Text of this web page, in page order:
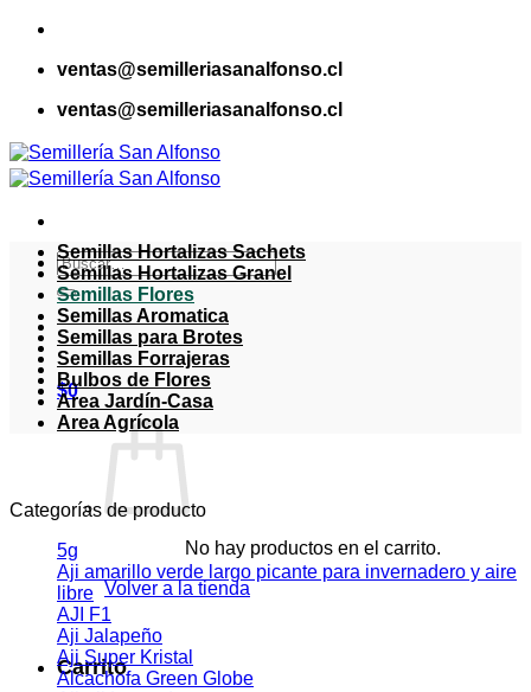
Saltar
contenidoventas@semilleriasanalfonso.cl
ventas@semilleriasanalfonso.cl
Buscar
por:
$0
No hay productos en el carrito.
Volver a la tienda
Carrito
Semillas Hortalizas Sachets
Semillas Hortalizas Granel
Semillas Flores
Semillas Aromatica
Semillas para Brotes
Semillas Forrajeras
Bulbos de Flores
Area Jardín-Casa
Area Agrícola
Categorías de producto
5g
Aji amarillo verde largo picante para invernadero y aire
libre
AJI F1
Aji Jalapeño
Aji Super Kristal
Alcachofa Green Globe